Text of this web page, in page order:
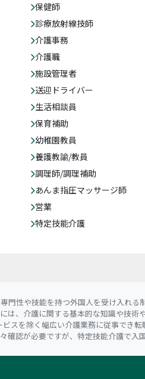
保健師
診療放射線技師
介護事務
介護職
施設管理者
送迎ドライバー
生活相談員
保育補助
幼稚園教員
養護教諭/教員
調理師/調理補助
あんま指圧マッサージ師
営業
特定技能介護
性や技能を持つ外国人を受け入れ
、介護に関する基本的な知識や技
スを除く幅広い介護業務に従事でき
認が必要ですが、特定技能介護で入